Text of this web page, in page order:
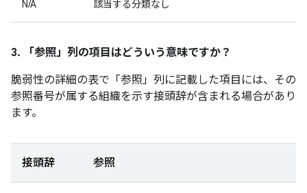
N/A 該当する分類なし
3. 「参照」 列の項目はどういう意味ですか？
脆弱性の詳細の表で「参照」 列に記載した項目には、その
参照番号が属する組織を示す接頭辞が含まれる場合があり
ます。
接頭辞 参照